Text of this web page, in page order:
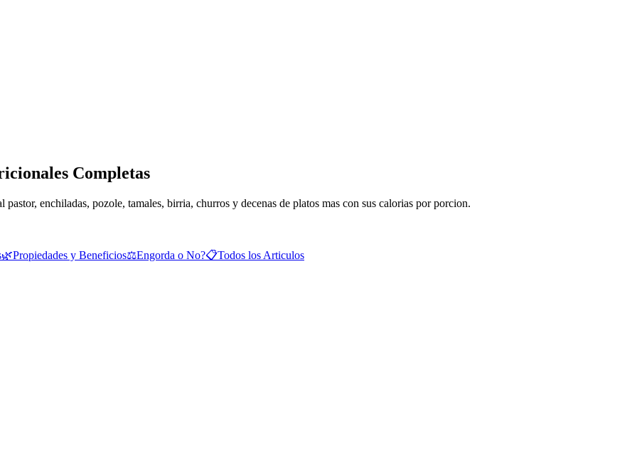
Completas
enchiladas, pozole, tamales, birria, churros y decenas de platos mas con sus calorias por porcion.
🌿Propiedades y Beneficios⚖️Engorda o No?📋Todos los Articulos